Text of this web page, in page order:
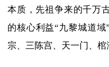
本质，先祖争来的千万
的核心利益“九黎城道
宗、三陈宫、天一门、棺